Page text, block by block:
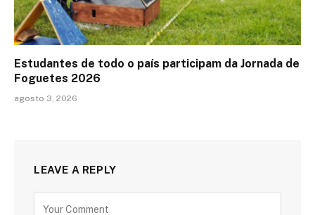
Estudantes de todo o país participam da Jornada de
Foguetes 2026
agosto 3, 2026
LEAVE A REPLY